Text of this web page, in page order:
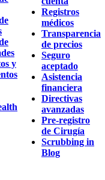
y
Registros
médicos
Transparencia
de precios
Seguro
aceptado
Asistencia
financiera
Directivas
avanzadas
Pre-registro
de Cirugía
Scrubbing in
Blog